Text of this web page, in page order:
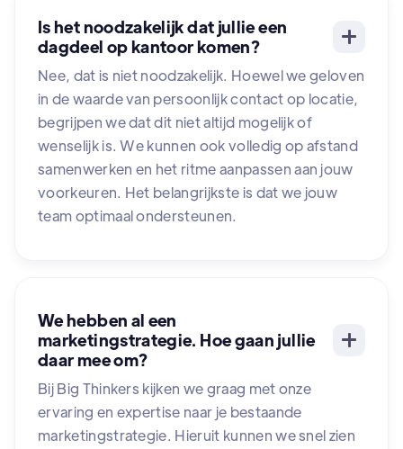
Is het noodzakelijk dat jullie een
dagdeel op kantoor komen?
Nee, dat is niet noodzakelijk. Hoewel we geloven
in de waarde van persoonlijk contact op locatie,
begrijpen we dat dit niet altijd mogelijk of
wenselijk is. We kunnen ook volledig op afstand
samenwerken en het ritme aanpassen aan jouw
voorkeuren. Het belangrijkste is dat we jouw
team optimaal ondersteunen.
We hebben al een
marketingstrategie. Hoe gaan jullie
daar mee om?
Bij Big Thinkers kijken we graag met onze
ervaring en expertise naar je bestaande
marketingstrategie. Hieruit kunnen we snel zien